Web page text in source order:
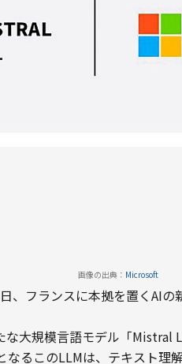
画像の出典： Microsoft
、フランスに本拠を置くAIの
な大規模言語モデル「Mistral
なるこのLLMは、テキスト理